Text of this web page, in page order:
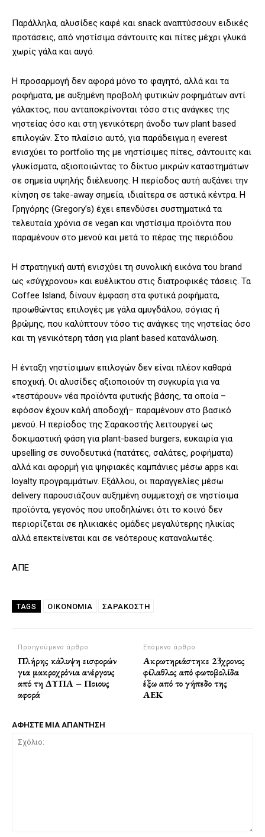
Παράλληλα, αλυσίδες καφέ και snack αναπτύσσουν ειδικές
προτάσεις, από νηστίσιμα σάντουιτς και πίτες μέχρι γλυκά
χωρίς γάλα και αυγό.
Η προσαρμογή δεν αφορά μόνο το φαγητό, αλλά και τα
ροφήματα, με αυξημένη προβολή φυτικών ροφημάτων αντί
γάλακτος, που ανταποκρίνονται τόσο στις ανάγκες της
νηστείας όσο και στη γενικότερη άνοδο των plant based
επιλογών. Στο πλαίσιο αυτό, για παράδειγμα η everest
ενισχύει το portfolio της με νηστίσιμες πίτες, σάντουιτς και
γλυκίσματα, αξιοποιώντας το δίκτυο μικρών καταστημάτων
σε σημεία υψηλής διέλευσης. Η περίοδος αυτή αυξάνει την
κίνηση σε take-away σημεία, ιδιαίτερα σε αστικά κέντρα. Η
Γρηγόρης (Gregory’s) έχει επενδύσει συστηματικά τα
τελευταία χρόνια σε vegan και νηστίσιμα προϊόντα που
παραμένουν στο μενού και μετά το πέρας της περιόδου.
Η στρατηγική αυτή ενισχύει τη συνολική εικόνα του brand
ως «σύγχρονου» και ευέλικτου στις διατροφικές τάσεις. Τα
Coffee Island, δίνουν έμφαση στα φυτικά ροφήματα,
προωθώντας επιλογές με γάλα αμυγδάλου, σόγιας ή
βρώμης, που καλύπτουν τόσο τις ανάγκες της νηστείας όσο
και τη γενικότερη τάση για plant based κατανάλωση.
Η ένταξη νηστίσιμων επιλογών δεν είναι πλέον καθαρά
εποχική. Οι αλυσίδες αξιοποιούν τη συγκυρία για να
«τεστάρουν» νέα προϊόντα φυτικής βάσης, τα οποία –
εφόσον έχουν καλή αποδοχή– παραμένουν στο βασικό
μενού. Η περίοδος της Σαρακοστής λειτουργεί ως
δοκιμαστική φάση για plant-based burgers, ευκαιρία για
upselling σε συνοδευτικά (πατάτες, σαλάτες, ροφήματα)
αλλά και αφορμή για ψηφιακές καμπάνιες μέσω apps και
loyalty προγραμμάτων. Εξάλλου, οι παραγγελίες μέσω
delivery παρουσιάζουν αυξημένη συμμετοχή σε νηστίσιμα
προϊόντα, γεγονός που υποδηλώνει ότι το κοινό δεν
περιορίζεται σε ηλικιακές ομάδες μεγαλύτερης ηλικίας
αλλά επεκτείνεται και σε νεότερους καταναλωτές.
ΑΠΕ
TAGS ΟΙΚΟΝΟΜΙΑ ΣΑΡΑΚΟΣΤΗ
Προηγούμενο άρθρο
Πλήρης κάλυψη εισφορών
για μακροχρόνια ανέργους
από τη ΔΥΠΑ – Ποιους
αφορά
Επόμενο άρθρο
Ακρωτηριάστηκε 23χρονος
φίλαθλος από φωτοβολίδα
έξω από το γήπεδο της
ΑΕΚ
ΑΦΗΣΤΕ ΜΙΑ ΑΠΑΝΤΗΣΗ